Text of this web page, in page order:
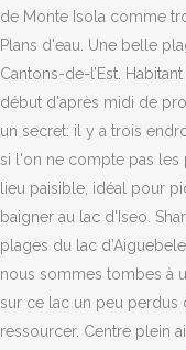
de Monte Isola comme
Plans d'eau. Une belle
Cantons-de-l’Est.
début d'après midi de
un secret: il y a trois
si l'on ne compte pas les
lieu paisible, idéal pour
baigner au lac d'Iseo.
plages du lac
nous sommes tombes à
sur ce lac un peu perdus
ressourcer. Centre plein